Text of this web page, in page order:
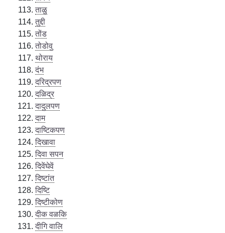
ताळु
तुद्दी
तोंड
तोडोवु
थोराय
दंभ
दरिद्रपण
दळिद्र
दादुलपण
दाम
दाष्टिकपण
दिखावा
दिवा सपन
दिवेंघेवें
दिष्टांत
दिष्टि
दिष्टीकोण
दीक वळकि
दीगि वालि